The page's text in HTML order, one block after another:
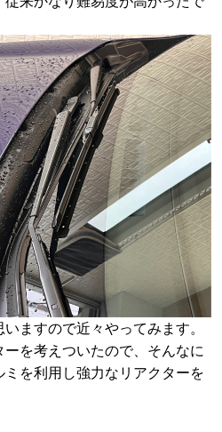
ますので近々やってみます。
を考えついたので、そんなに
を利用し強力なリアクターを